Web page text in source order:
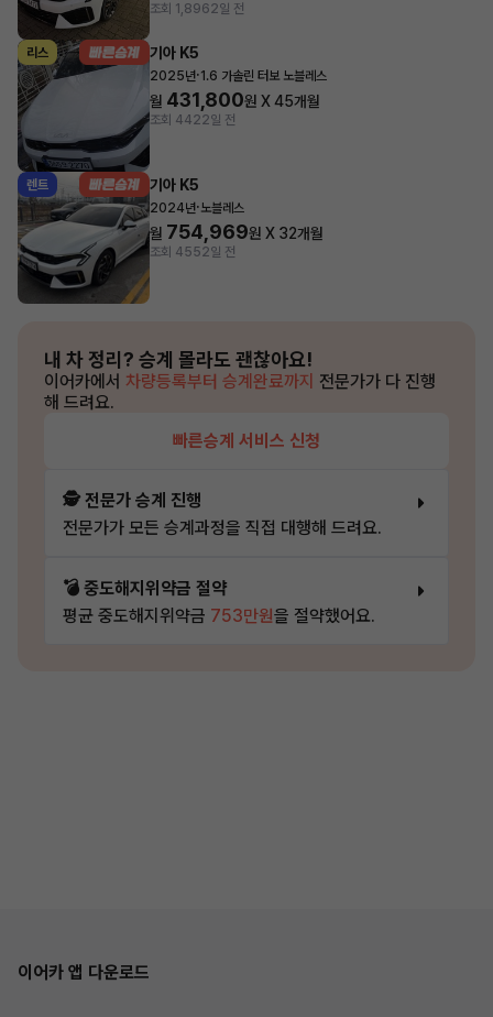
조회 1,8962일 전
리스 기아 K5
2025년·1.6 가솔린 터보 노블레스
월 431,800원 X45개월
조회 4422일 전
렌트 기아 K5
2024년·노블레스
월 754,969원 X 32개월
조회 4552일 전
내 차 정리? 승계 몰라도 괜찮아요!
이어카에서 차량등록부터 승계완료까지 전문가가 다 진행
해 드려요.
빠른승계 서비스 신청
🕵️ 전문가 승계 진행
전문가가 모든 승계과정을 직접 대행해 드려요.
💣 중도해지위약금 절약
평균 중도해지위약금 753만원을 절약했어요.
이어카 앱 다운로드